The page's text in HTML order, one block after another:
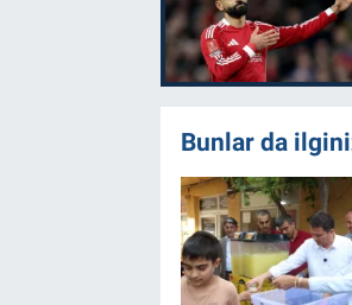
Bunlar da